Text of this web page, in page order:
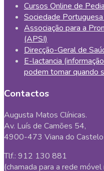
Cursos Online de
Sociedade
Associação para a
(APSI)
Direcção-Geral de
E-lactancia
podem tomar quando
Contactos
Augusta Matos Clínicas.
Av. Luís de Camões 54,
4900-473 Viana do Castelo
Tlf.: 912 130 881
(chamada para a rede móvel